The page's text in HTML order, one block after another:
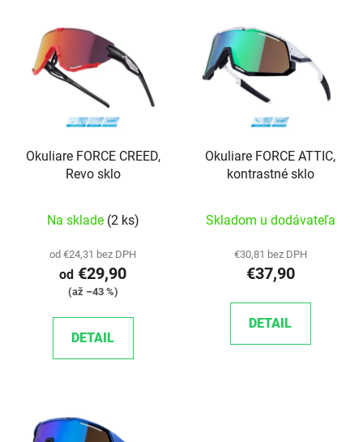
Okuliare FORCE CREED,
Revo sklo
Na sklade (2 ks)
od €24,31 bez DPH
od €29,90
(až –43 %)
DETAIL
Okuliare FORCE ATTIC,
kontrastné sklo
Skladom u dodávateľa
€30,81 bez DPH
€37,90
DETAIL